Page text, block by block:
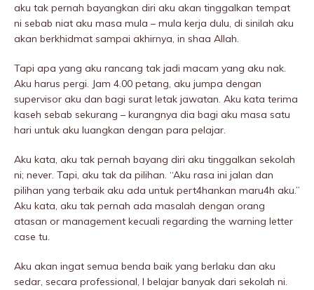
aku tak pernah bayangkan diri aku akan tinggalkan tempat
ni sebab niat aku masa mula – mula kerja dulu, di sinilah aku
akan berkhidmat sampai akhirnya, in shaa Allah.
Tapi apa yang aku rancang tak jadi macam yang aku nak.
Aku harus pergi. Jam 4.00 petang, aku jumpa dengan
supervisor aku dan bagi surat letak jawatan. Aku kata terima
kaseh sebab sekurang – kurangnya dia bagi aku masa satu
hari untuk aku luangkan dengan para pelajar.
Aku kata, aku tak pernah bayang diri aku tinggalkan sekolah
ni; never. Tapi, aku tak da pilihan. “Aku rasa ini jalan dan
pilihan yang terbaik aku ada untuk pert4hankan maru4h aku.”
Aku kata, aku tak pernah ada masalah dengan orang
atasan or management kecuali regarding the warning letter
case tu.
Aku akan ingat semua benda baik yang berlaku dan aku
sedar, secara professional, I belajar banyak dari sekolah ni.